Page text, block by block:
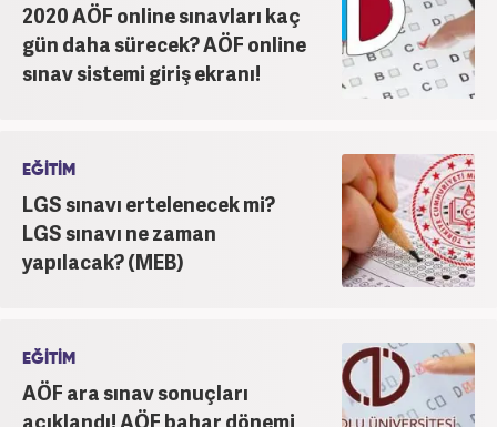
2020 AÖF online sınavları kaç
gün daha sürecek? AÖF online
sınav sistemi giriş ekranı!
EĞİTİM
LGS sınavı ertelenecek mi?
LGS sınavı ne zaman
yapılacak? (MEB)
EĞİTİM
AÖF ara sınav sonuçları
açıklandı! AÖF bahar dönemi